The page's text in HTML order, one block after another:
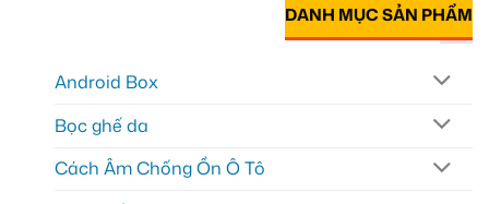
DANH MỤC SẢN PHẨM
Android Box
Bọc ghế da
Cách Âm Chống Ồn Ô Tô